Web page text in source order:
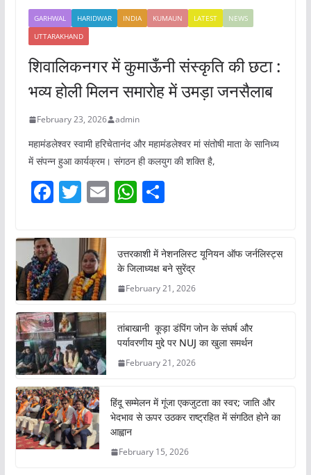
GARHWAL HARIDWAR INDIA KUMAUN LATEST
NEWS
UTTARAKHAND
शिवालिकनगर में कुमाऊँनी संस्कृति की छटा :
भव्य होली मिलन समारोह में उमड़ा जनसैलाब
February 23, 2026 admin
महामंडलेश्वर स्वामी हरिचेतानंद और महामंडलेश्वर मां संतोषी माता के सानिध्य
में संपन्न हुआ कार्यक्रम। संगठन ही कलयुग की शक्ति है,
F
c
e
b
o
o
k
T
itt
er
E W
s
A
p
S
e
उत्तरकाशी में नेशनलिस्ट यूनियन ऑफ जर्नलिस्ट्स
के जिलाध्यक्ष बने सुरेंद्र
February 21, 2026
तांबाखानी कूड़ा डंपिंग जोन के संघर्ष और
पर्यावरणीय मुद्दे पर NUJ का खुला समर्थन
February 21, 2026
हिंदू सम्मेलन में गूंजा एकजुटता का स्वर; जाति और
भेदभाव से ऊपर उठकर राष्ट्रहित में संगठित होने का
आह्वान
February 15, 2026